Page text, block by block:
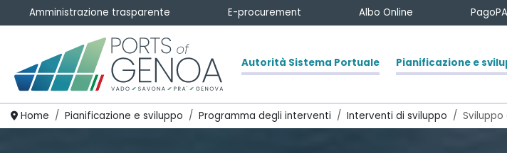
Amministrazione trasparente E-procurement Albo Online PagoPA
Homepage
Autorità Sistema Portuale Pianificazione e
Home Pianificazione e sviluppo Programma degli interventi Interventi di sviluppo